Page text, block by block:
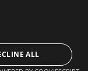
Co., Ltd. -
ALL